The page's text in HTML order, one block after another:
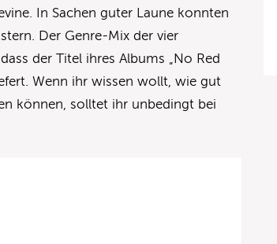
In Sachen guter Laune konnten
Der Genre-Mix der vier
der Titel ihres Albums „No Red
Wenn ihr wissen wollt, wie gut
können, solltet ihr unbedingt bei